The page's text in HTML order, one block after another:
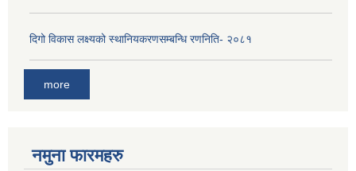
दिगो विकास लक्ष्यको स्थानियकरणसम्बन्धि रणनिति- २०८१
more
नमुना फारमहरु